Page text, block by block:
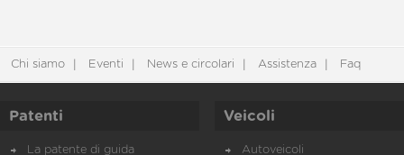
Chi siamo Eventi News e circolari Assistenza Faq
Patenti
La patente di guida
Veicoli
Autoveicoli